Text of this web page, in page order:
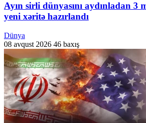
Ayın sirli dünyasını aydınladan 3
yeni xəritə hazırlandı
Dünya
08 avqust 2026 46 baxış